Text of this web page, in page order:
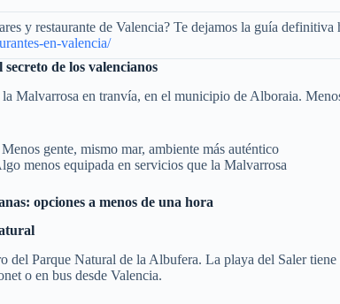
y restaurante de Valencia? Te dejamos la guía
en-valencia/
de los valencianos
Malvarrosa en tranvía, en el municipio de Alboraia.
gente, mismo mar, ambiente más auténtico
menos equipada en servicios que la Malvarrosa
opciones a menos de una hora
del Parque Natural de la Albufera. La playa del Saler
o en bus desde Valencia.